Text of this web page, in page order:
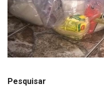
Pesquisar